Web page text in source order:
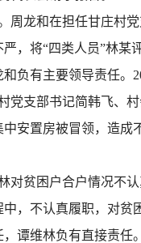
龙和在担任甘庄村
，将“四类人员”林
负有主要领导责任。
支部书记简韩飞、
安置房被冒领，造
贫困户合户情况不
，不认真履职，对
谭维林负有直接责